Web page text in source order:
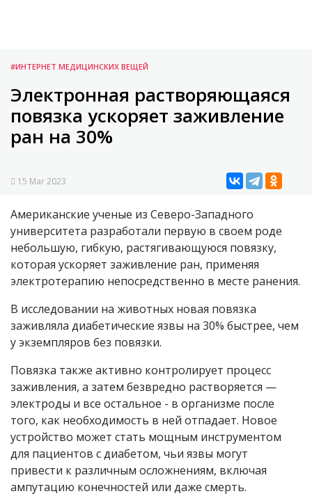
#ИНТЕРНЕТ МЕДИЦИНСКИХ ВЕЩЕЙ
Электронная растворяющаяся
повязка ускоряет заживление
ран на 30%
15 Mar 2023
Американские ученые из Северо-Западного
университета разработали первую в своем роде
небольшую, гибкую, растягивающуюся повязку,
которая ускоряет заживление ран, применяя
электротерапию непосредственно в месте ранения.
В исследовании на животных новая повязка
заживляла диабетические язвы на 30% быстрее, чем
у экземпляров без повязки.
Повязка также активно контролирует процесс
заживления, а затем безвредно растворяется —
электроды и все остальное - в организме после
того, как необходимость в ней отпадает. Новое
устройство может стать мощным инструментом
для пациентов с диабетом, чьи язвы могут
привести к различным осложнениям, включая
ампутацию конечностей или даже смерть.